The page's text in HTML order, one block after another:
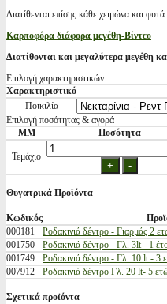
Διατίθενται επίσης κάθε χειμώνα και
Καρποφόρα διάφορα μεγέθη-Βίντεο
Διατίθονται και μεγαλύτερα μεγέθη
Επιλογή χαρακτηριστικών
Χαρακτηριστικό
Ποικιλία
Επιλογή ποσότητας & αγορά
ΜΜ
Ποσότητα
Τεμάχιο
Θυγατρικά Προϊόντα
Κωδικός
000181
Ροδακινιά δέντρο - Γιαρμάς 2
001750
Ροδακινιά δέντρο - Γλ. 3lt - 1
001749
Ροδακινιά δέντρο - Γλ. 10 lt - 3
007912
Ροδακινιά δέντρο Γλ. 20 lt- 5
Σχετικά προϊόντα